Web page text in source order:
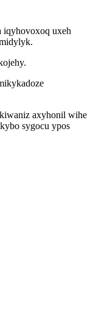
iqyhovoxoq uxeh
axyhonil wihe
sygocu ypos